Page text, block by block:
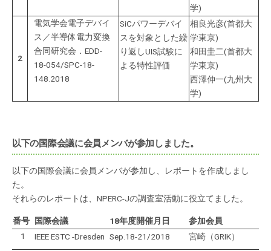
学)
2
電気学会電子デバイ
ス／半導体電力変換
合同研究会．EDD-
18-054/SPC-18-
148.2018
SiCパワーデバイ
スを対象とした繰
り返しUIS試験に
よる特性評価
相良光彦(首都大
学東京)
和田圭二(首都大
学東京)
西澤伸一(九州大
学)
以下の国際会議に会員メンバが参加しました。
以下の国際会議に会員メンバが参加し、レポートを作成しまし
た。
それらのレポートは、NPERC-Jの調査室活動に役立てました。
番号 国際会議 18年度開催月日
参加会員
1
IEEE ESTC -Dresden Sep.18-21/2018 宮崎（GRIK）